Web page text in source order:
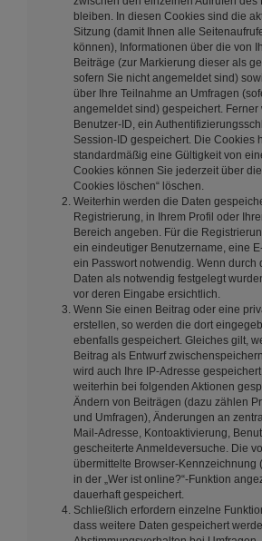
bleiben. In diesen Cookies sind die
Sitzung (damit Ihnen alle
können), Informationen über die von
Beiträge (zur Markierung dieser als
sofern Sie nicht angemeldet sind)
über Ihre Teilnahme an Umfragen
angemeldet sind) gespeichert. Ferner
Benutzer-ID, ein
Session-ID gespeichert. Die Cookies
standardmäßig eine Gültigkeit von
Cookies können Sie jederzeit über
Cookies löschen“ löschen.
Weiterhin werden die Daten
Registrierung, in Ihrem Profil oder
Bereich angeben. Für die
ein eindeutiger Benutzername, eine
ein Passwort notwendig. Wenn durch
Daten als notwendig festgelegt
vor deren Eingabe ersichtlich.
Wenn Sie einen Beitrag oder eine
erstellen, so werden die dort
ebenfalls gespeichert. Gleiches gilt,
Beitrag als Entwurf
wird auch Ihre IP-Adresse
weiterhin bei folgenden Aktionen
Ändern von Beiträgen (dazu zählen
und Umfragen), Änderungen an
Mail-Adresse, Kontoaktivierung,
gescheiterte Anmeldeversuche. Die
übermittelte Browser-Kennzeichnung
in der „Wer ist online?“-Funktion
dauerhaft gespeichert.
Schließlich erfordern einzelne
dass weitere Daten gespeichert